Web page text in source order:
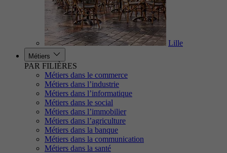
Lille
Métiers
PAR FILIÈRES
Métiers dans le commerce
Métiers dans l’industrie
Métiers dans l’informatique
Métiers dans le social
Métiers dans l’immobilier
Métiers dans l’agriculture
Métiers dans la banque
Métiers dans la communication
Métiers dans la santé